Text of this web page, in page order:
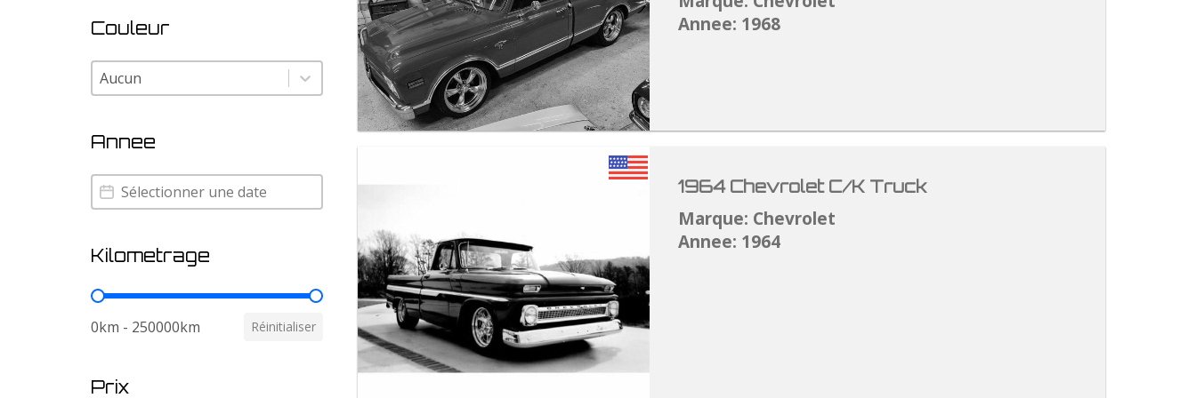
Couleur
Couleur
Couleur
Annee
Annee
Annee
Kilometrage
Kilometrage
0km - 250000km Réinitialiser
Prix
Annee: 1968
1964 Chevrolet C/K Truck
Marque: Chevrolet
Annee: 1964